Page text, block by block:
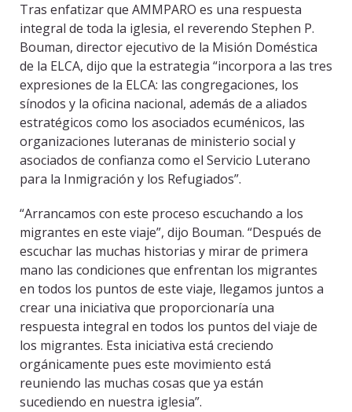
Tras enfatizar que AMMPARO es una respuesta
integral de toda la iglesia, el reverendo Stephen P.
Bouman, director ejecutivo de la Misión Doméstica
de la ELCA, dijo que la estrategia “incorpora a las tres
expresiones de la ELCA: las congregaciones, los
sínodos y la oficina nacional, además de a aliados
estratégicos como los asociados ecuménicos, las
organizaciones luteranas de ministerio social y
asociados de confianza como el Servicio Luterano
para la Inmigración y los Refugiados”.
“Arrancamos con este proceso escuchando a los
migrantes en este viaje”, dijo Bouman. “Después de
escuchar las muchas historias y mirar de primera
mano las condiciones que enfrentan los migrantes
en todos los puntos de este viaje, llegamos juntos a
crear una iniciativa que proporcionaría una
respuesta integral en todos los puntos del viaje de
los migrantes. Esta iniciativa está creciendo
orgánicamente pues este movimiento está
reuniendo las muchas cosas que ya están
sucediendo en nuestra iglesia”.